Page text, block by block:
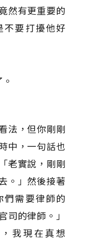
然有更重要的
不要打擾他好
法，但你剛剛
中，一句話也
老實說，剛剛
。」然後接著
們需要律師的
司的律師。」
我現在真想